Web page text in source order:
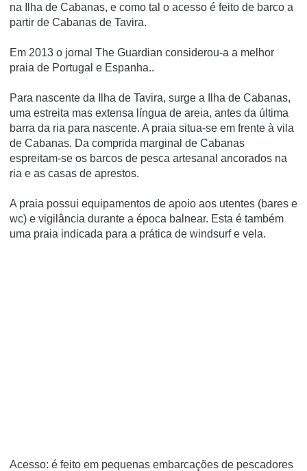
na Ilha de Cabanas, e como tal o acesso é feito de barco a
partir de Cabanas de Tavira.
Em 2013 o jornal The Guardian considerou-a a melhor
praia de Portugal e Espanha..
Para nascente da Ilha de Tavira, surge a Ilha de Cabanas,
uma estreita mas extensa língua de areia, antes da última
barra da ria para nascente. A praia situa-se em frente à vila
de Cabanas. Da comprida marginal de Cabanas
espreitam-se os barcos de pesca artesanal ancorados na
ria e as casas de aprestos.
A praia possui equipamentos de apoio aos utentes (bares e
wc) e vigilância durante a época balnear. Esta é também
uma praia indicada para a prática de windsurf e vela.
Acesso: é feito em pequenas embarcações de pescadores